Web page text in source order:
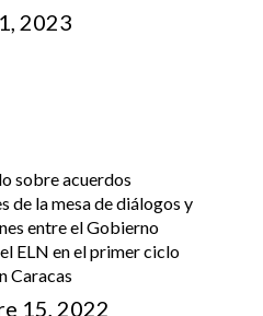
2023
sobre acuerdos
de la mesa de diálogos y
entre el Gobierno
ELN en el primer ciclo
Caracas
15, 2022